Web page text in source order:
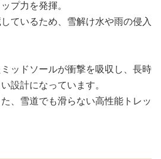
プ力を発揮。
ているため、雪解け水や雨の侵入
ッドソールが衝撃を吸収し、長時
設計になっています。
、雪道でも滑らない高性能トレッ